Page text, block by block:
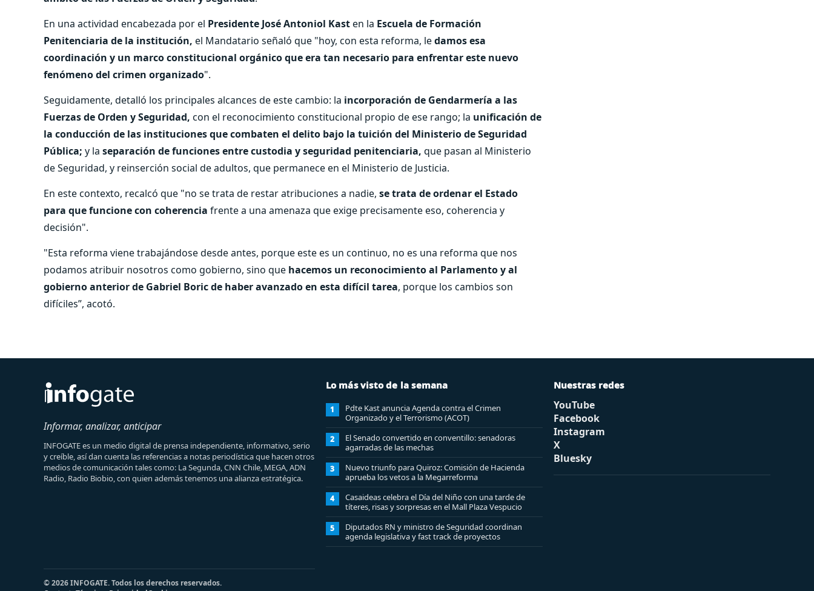
En una actividad encabezada por el Presidente José Antoniol Kasten la Escuela de Formación
Penitenciaria de la institución, el Mandatario señaló que "hoy, con esta reforma, ledamos esa
coordinación y un marco constitucional orgánico que era tan necesario para enfrentar este nuevo
fenómeno del crimen organizado".
Seguidamente, detalló los principales alcances de este cambio: la incorporación de Gendarmería a las
Fuerzas de Orden y Seguridad, con el reconocimiento constitucional propio de ese rango; la unificación de
la conducción de las instituciones que combaten el delito bajo la tuición del Ministerio de Seguridad
Pública; y la separación de funciones entre custodia y seguridad penitenciaria, que pasan al Ministerio
de Seguridad, y reinserción social de adultos, que permanece en el Ministerio de Justicia.
En este contexto, recalcó que "no se trata de restar atribuciones a nadie, se trata de ordenar el Estado
para que funcione con coherencia frente a una amenaza que exige precisamente eso, coherencia y
decisión".
"Esta reforma viene trabajándose desde antes, porque este es un continuo, no es una reforma que nos
podamos atribuir nosotros como gobierno, sino que hacemos un reconocimiento al Parlamento y al
gobierno anterior de Gabriel Boric de haber avanzado en esta difícil tarea, porque los cambios son
difíciles”, acotó.
Informar, analizar, anticipar
INFOGATE es un medio digital de prensa independiente, informativo, serio
y creíble, así dan cuenta las referencias a notas periodística que hacen otros
medios de comunicación tales como: La Segunda, CNN Chile, MEGA, ADN
Radio, Radio Biobio, con quien además tenemos una alianza estratégica.
Lo más visto de la semana
1
Pdte Kast anuncia Agenda contra el Crimen
Organizado y el Terrorismo (ACOT)
2
El Senado convertido en conventillo: senadoras
agarradas de las mechas
3
Nuevo triunfo para Quiroz: Comisión de Hacienda
aprueba los vetos a la Megarreforma
4
Casaideas celebra el Día del Niño con una tarde de
títeres, risas y sorpresas en el Mall Plaza Vespucio
5
Diputados RN y ministro de Seguridad coordinan
agenda legislativa y fast track de proyectos
Nuestras redes
YouTube
Facebook
Instagram
X
Bluesky
© 2026 INFOGATE. Todos los derechos reservados.